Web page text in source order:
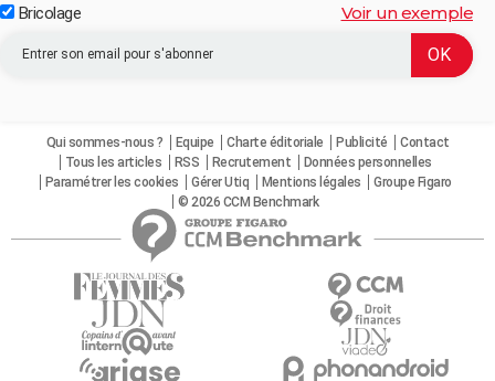
Bricolage Voir un exemple
Qui sommes-nous ? Equipe Charte éditoriale Publicité
Contact
Tous les articles
RSS Recrutement
Données personnelles
Paramétrer les cookies
Gérer Utiq Mentions légales
Groupe Figaro
© 2026 CCM Benchmark